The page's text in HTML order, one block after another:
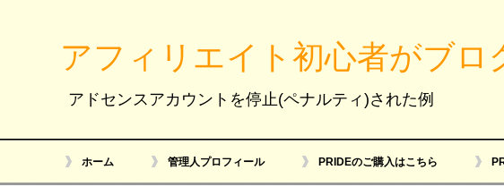
アフィリエイト初心者がブ
アドセンスアカウントを停止(ペナルティ)された例
ホーム 管理人プロフィール PRIDEのご購入はこちら